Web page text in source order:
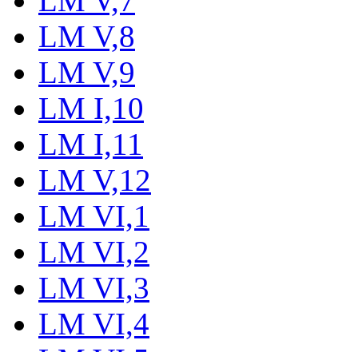
LM V,8
LM V,9
LM I,10
LM I,11
LM V,12
LM VI,1
LM VI,2
LM VI,3
LM VI,4